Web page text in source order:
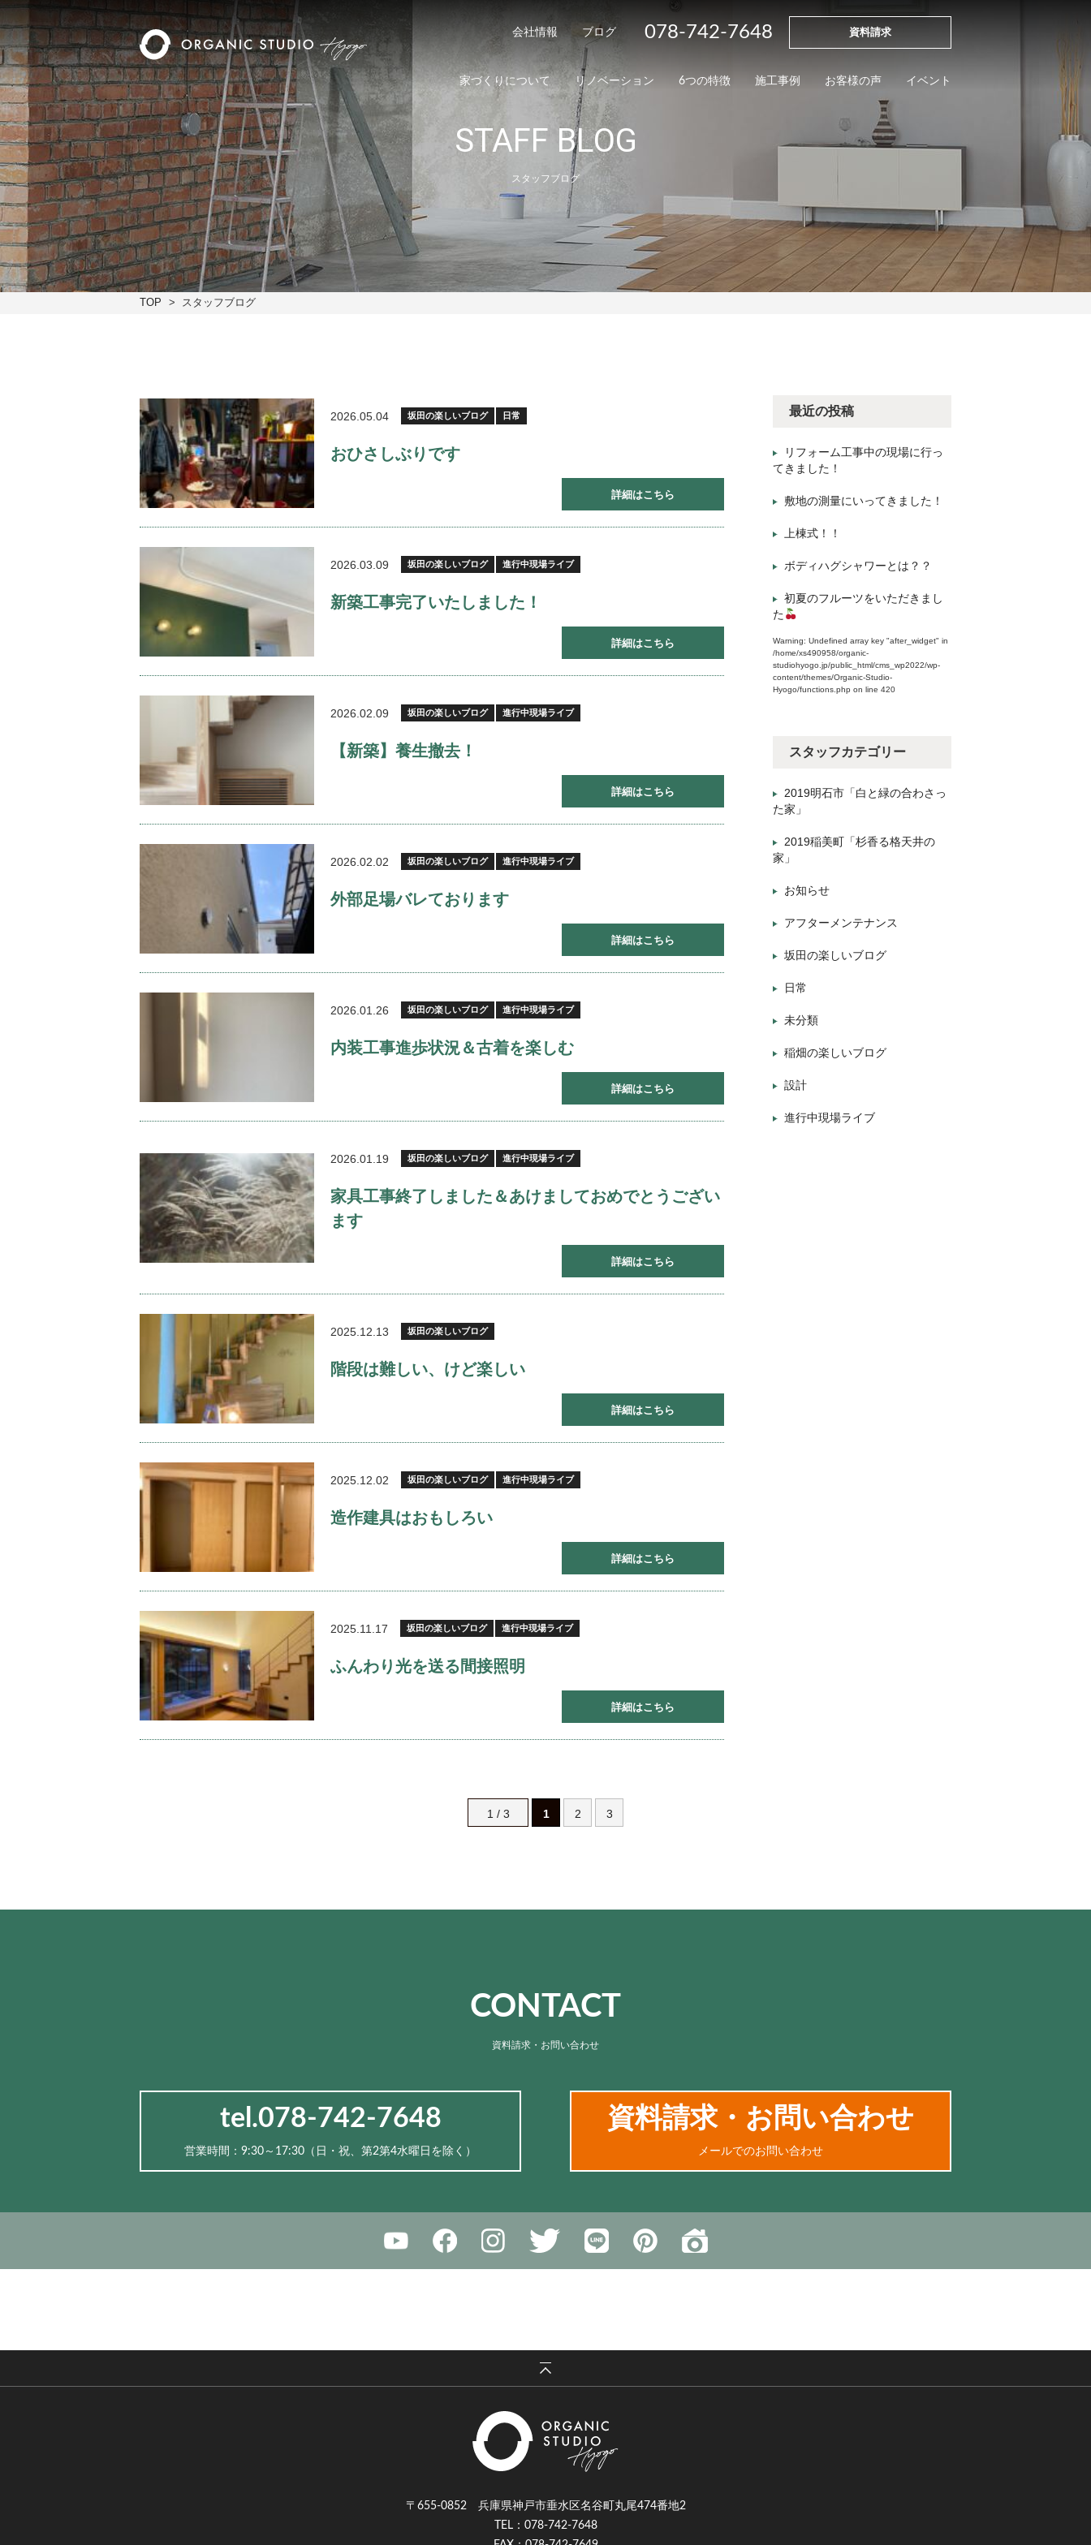
会社情報 ブログ 078-742-7648 資料請求
家づくりについて リノベーション 6つの特徴 施工事例 お客様の声 イベント
STAFF BLOG
スタッフブログ
TOP スタッフブログ
2026.05.04 坂田の楽しいブログ 日常
おひさしぶりです
詳細はこちら
2026.03.09 坂田の楽しいブログ 進行中現場ライブ
新築工事完了いたしました！
詳細はこちら
2026.02.09 坂田の楽しいブログ 進行中現場ライブ
【新築】養生撤去！
詳細はこちら
2026.02.02 坂田の楽しいブログ 進行中現場ライブ
外部足場バレております
詳細はこちら
2026.01.26 坂田の楽しいブログ 進行中現場ライブ
内装工事進歩状況＆古着を楽しむ
詳細はこちら
2026.01.19 坂田の楽しいブログ 進行中現場ライブ
家具工事終了しました＆あけましておめでとうござい
ます
詳細はこちら
2025.12.13 坂田の楽しいブログ
階段は難しい、けど楽しい
詳細はこちら
2025.12.02 坂田の楽しいブログ 進行中現場ライブ
造作建具はおもしろい
詳細はこちら
2025.11.17 坂田の楽しいブログ 進行中現場ライブ
ふんわり光を送る間接照明
詳細はこちら
最近の投稿
リフォーム工事中の現場に行っ
てきました！
敷地の測量にいってきました！
上棟式！！
ボディハグシャワーとは？？
初夏のフルーツをいただきまし
た
Warning: Undefined array key "after_widget" in
/home/xs490958/organic-
studiohyogo.jp/public_html/cms_wp2022/wp-
content/themes/Organic-Studio-
Hyogo/functions.php on line 420
スタッフカテゴリー
2019明石市「白と緑の合わさっ
た家」
2019稲美町「杉香る格天井の
家」
お知らせ
アフターメンテナンス
坂田の楽しいブログ
日常
未分類
稲畑の楽しいブログ
設計
進行中現場ライブ
1 / 3 1 2 3
CONTACT
資料請求・お問い合わせ
tel.078-742-7648
営業時間：9:30～17:30（⽇・祝、第2第4水曜日を除く）
資料請求・お問い合わせ
メールでのお問い合わせ
〒655-0852 兵庫県神戸市垂水区名谷町丸尾474番地2
TEL：078-742-7648